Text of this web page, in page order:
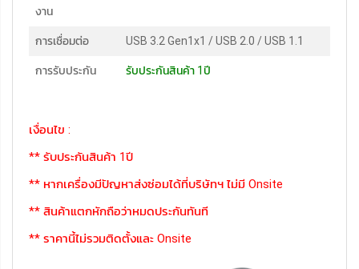
งาน
การเชื่อมต่อ USB 3.2 Gen1x1 / USB 2.0 / USB 1.1
การรับประกัน รับประกันสินค้า 1ปี
เงื่อนไข :
** รับประกันสินค้า 1ปี
** หากเครื่องมีปัญหาส่งซ่อมได้ที่บริษัทฯ ไม่มี Onsite
** สินค้าแตกหักถือว่าหมดประกันทันที
** ราคานี้ไม่รวมติดตั้งและ Onsite